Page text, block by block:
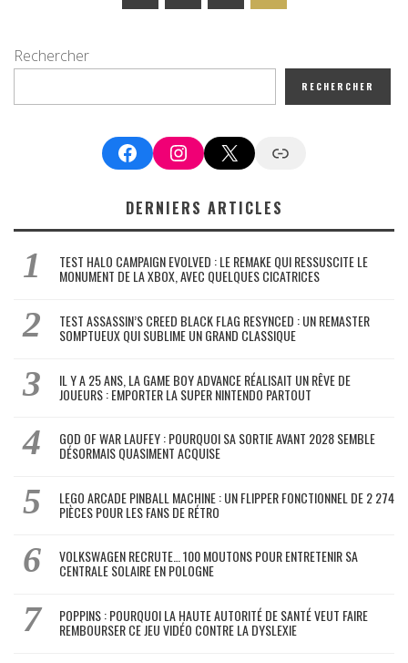
Rechercher
RECHERCHER
FacebookInstagram
X Google News
DERNIERS ARTICLES
TEST HALO CAMPAIGN EVOLVED : LE REMAKE QUI RESSUSCITE LE
MONUMENT DE LA XBOX, AVEC QUELQUES CICATRICES
TEST ASSASSIN’S CREED BLACK FLAG RESYNCED : UN REMASTER
SOMPTUEUX QUI SUBLIME UN GRAND CLASSIQUE
IL Y A 25 ANS, LA GAME BOY ADVANCE RÉALISAIT UN RÊVE DE
JOUEURS : EMPORTER LA SUPER NINTENDO PARTOUT
GOD OF WAR LAUFEY : POURQUOI SA SORTIE AVANT 2028 SEMBLE
DÉSORMAIS QUASIMENT ACQUISE
LEGO ARCADE PINBALL MACHINE : UN FLIPPER FONCTIONNEL DE 2 274
PIÈCES POUR LES FANS DE RÉTRO
VOLKSWAGEN RECRUTE… 100 MOUTONS POUR ENTRETENIR SA
CENTRALE SOLAIRE EN POLOGNE
POPPINS : POURQUOI LA HAUTE AUTORITÉ DE SANTÉ VEUT FAIRE
REMBOURSER CE JEU VIDÉO CONTRE LA DYSLEXIE